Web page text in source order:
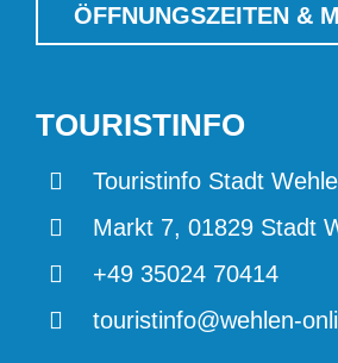
ÖFFNUNGSZEITEN &
TOURISTINFO
Touristinfo Stadt
Markt 7, 01829 Stadt
+49 35024 70414
touristinfo@wehlen-